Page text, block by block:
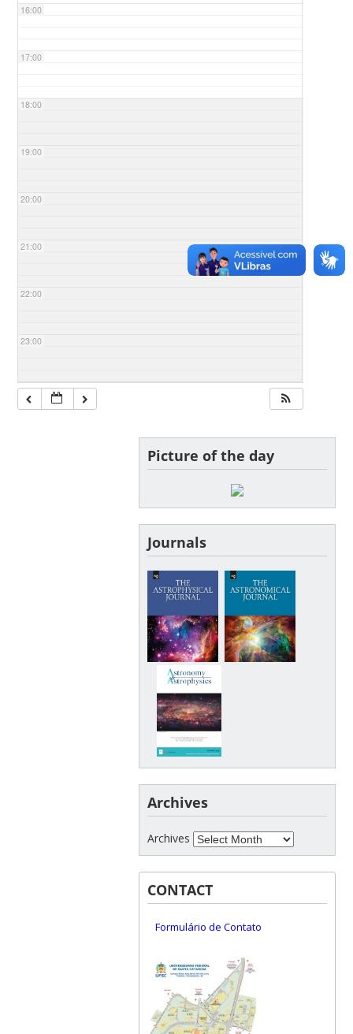
16:00
17:00
18:00
19:00
20:00
21:00
22:00
23:00
Picture of the day
Journals
Archives
Archives
CONTACT
Formulário de Contato